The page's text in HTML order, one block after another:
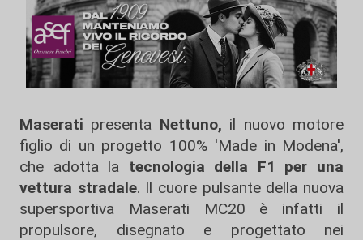
Maserati presenta Nettuno, il nuovo motore
figlio di un progetto 100% 'Made in Modena',
che adotta la tecnologia della F1 per una
vettura stradale. Il cuore pulsante della nuova
supersportiva Maserati MC20 è infatti il
propulsore, disegnato e progettato nei